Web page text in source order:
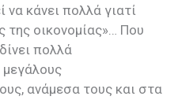
κάνει πολλά γιατί
της οικονομίας»… Που
πολλά
μεγάλους
ανάμεσα τους και στα